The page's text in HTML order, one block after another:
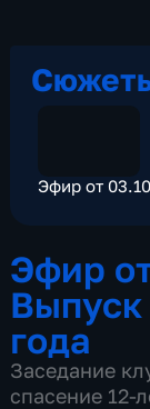
Эфир от
Эфир
Выпуск
года
Заседание
спасение 12-